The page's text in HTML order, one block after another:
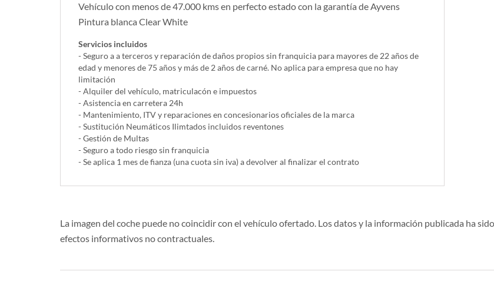
Vehículo con menos de 47.000 kms en perfecto estado con la garantía de Ayvens
Pintura blanca Clear White
Servicios incluidos
- Seguro a a terceros y reparación de daños propios sin franquicia para mayores de 22 años de
edad y menores de 75 años y más de 2 años de carné. No aplica para empresa que no hay
limitación
- Alquiler del vehí­culo, matriculacón e impuestos
- Asistencia en carretera 24h
- Mantenimiento, ITV y reparaciones en concesionarios oficiales de la marca
- Sustitución Neumáticos Ilimtados incluidos reventones
- Gestión de Multas
- Seguro a todo riesgo sin franquicia
- Se aplica 1 mes de fianza (una cuota sin iva) a devolver al finalizar el contrato
La imagen del coche puede no coincidir con el vehículo ofertado. Los datos y la información publicada ha
efectos informativos no contractuales.